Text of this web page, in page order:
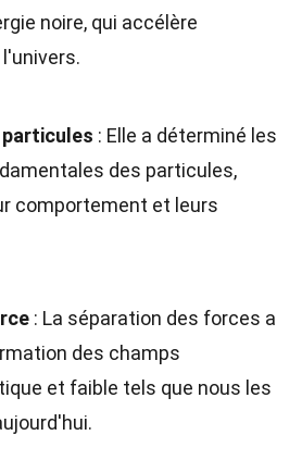
noire, qui accélère
l'univers.
: Elle a déterminé les
des particules,
comportement et leurs
: La séparation des forces a
des champs
et faible tels que nous les